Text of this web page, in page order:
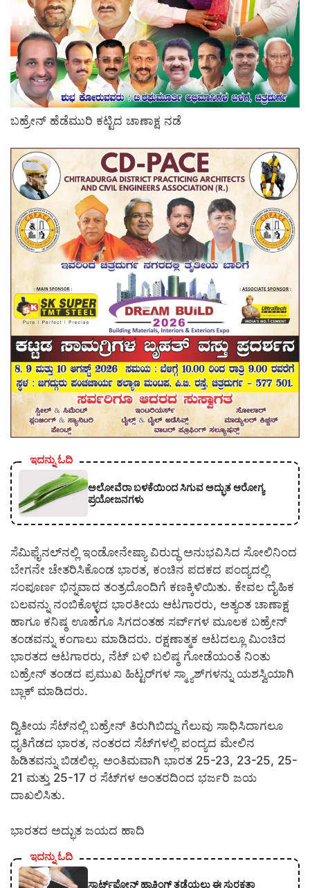
ಬಹ್ರೇನ್ ಹೆಡೆಮುರಿ ಕಟ್ಟಿದ ಚಾಣಾಕ್ಷ ನಡೆ
ಇದನ್ನು ಓದಿ
ಅಲೋವೆರಾ ಬಳಕೆಯಿಂದ ಸಿಗುವ ಅದ್ಭುತ ಆರೋಗ್ಯ
ಪ್ರಯೋಜನಗಳು
ಸೆಮಿಫೈನಲ್‌ನಲ್ಲಿ ಇಂಡೋನೇಷ್ಯಾ ವಿರುದ್ಧ ಅನುಭವಿಸಿದ ಸೋಲಿನಿಂದ
ಬೇಗನೇ ಚೇತರಿಸಿಕೊಂಡ ಭಾರತ, ಕಂಚಿನ ಪದಕದ ಪಂದ್ಯದಲ್ಲಿ
ಸಂಪೂರ್ಣ ಭಿನ್ನವಾದ ತಂತ್ರದೊಂದಿಗೆ ಕಣಕ್ಕಿಳಿಯಿತು. ಕೇವಲ ದೈಹಿಕ
ಬಲವನ್ನು ನಂಬಿಕೊಳ್ಳದ ಭಾರತೀಯ ಆಟಗಾರರು, ಅತ್ಯಂತ ಚಾಣಾಕ್ಷ
ಹಾಗೂ ಕನಿಷ್ಠ ಊಹೆಗೂ ಸಿಗದಂತಹ ಸರ್ವ್‌ಗಳ ಮೂಲಕ ಬಹ್ರೇನ್
ತಂಡವನ್ನು ಕಂಗಾಲು ಮಾಡಿದರು. ರಕ್ಷಣಾತ್ಮಕ ಆಟದಲ್ಲೂ ಮಿಂಚಿದ
ಭಾರತದ ಆಟಗಾರರು, ನೆಟ್ ಬಳಿ ಬಲಿಷ್ಠ ಗೋಡೆಯಂತೆ ನಿಂತು
ಬಹ್ರೇನ್ ತಂಡದ ಪ್ರಮುಖ ಹಿಟ್ಟರ್‌ಗಳ ಸ್ಮ್ಯಾಶ್‌ಗಳನ್ನು ಯಶಸ್ವಿಯಾಗಿ
ಬ್ಲಾಕ್ ಮಾಡಿದರು.
ದ್ವಿತೀಯ ಸೆಟ್‌ನಲ್ಲಿ ಬಹ್ರೇನ್ ತಿರುಗಿಬಿದ್ದು ಗೆಲುವು ಸಾಧಿಸಿದಾಗಲೂ
ಧೃತಿಗೆಡದ ಭಾರತ, ನಂತರದ ಸೆಟ್‌ಗಳಲ್ಲಿ ಪಂದ್ಯದ ಮೇಲಿನ
ಹಿಡಿತವನ್ನು ಬಿಡಲಿಲ್ಲ. ಅಂತಿಮವಾಗಿ ಭಾರತ 25-23, 23-25, 25-
21 ಮತ್ತು 25-17 ರ ಸೆಟ್‌ಗಳ ಅಂತರದಿಂದ ಭರ್ಜರಿ ಜಯ
ದಾಖಲಿಸಿತು.
ಭಾರತದ ಅದ್ಭುತ ಜಯದ ಹಾದಿ
ಇದನ್ನು ಓದಿ
ಸ್ಮಾರ್ಟ್‌ಫೋನ್ ಹ್ಯಾಕಿಂಗ್ ತಡೆಯಲು ಈ ಸುರಕ್ಷತಾ